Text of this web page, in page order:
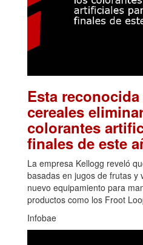
Esta
cereales
colorantes
finales de este
La empresa Kellogg reveló
basadas en jugos de frutas y
nuevo equipamiento para
productos como los Froot
Infobae